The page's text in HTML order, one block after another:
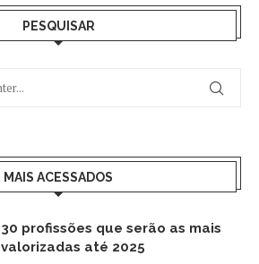
PESQUISAR
MAIS ACESSADOS
30 profissões que serão as mais
valorizadas até 2025